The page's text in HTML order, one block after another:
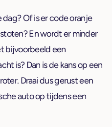
Of is er code oranje
En wordt er minder
bijvoorbeeld een
is? Dan is de kans op een
Draai dus gerust een
auto op tijdens een